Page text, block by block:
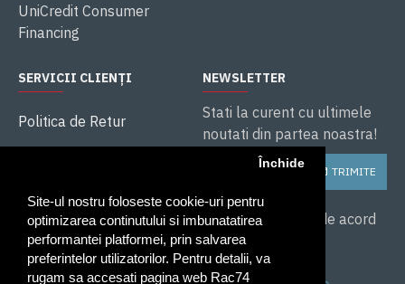
Site-ul nostru foloseste cookie-uri pentru
optimizarea continutului si imbunatatirea
performantei platformei, prin salvarea
preferintelor utilizatorilor. Pentru detalii, va
rugam sa accesati pagina web Rac74
Închide
UniCredit Consumer
Financing
SERVICII CLIENȚI
Politica de Retur
ANPC
Service și Garanție
NEWSLETTER
Stati la curent cu ultimele
noutati din partea noastra!
TRIMITE
Am citit și sunt de acord
cu
Politica de